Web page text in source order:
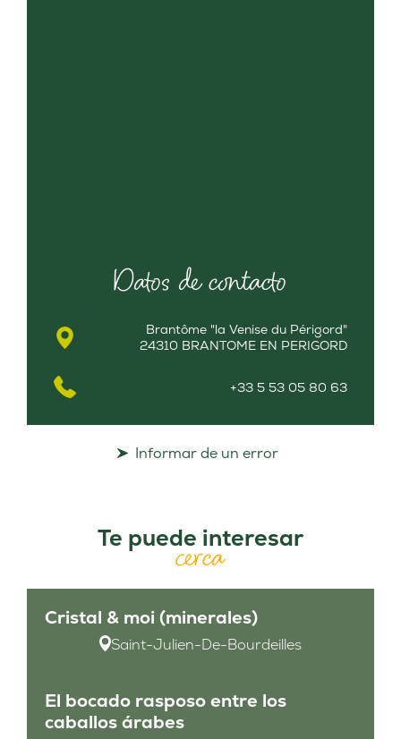
Datos de contacto
Brantôme "la Venise du Périgord"
24310 BRANTOME EN PERIGORD
+33 5 53 05 80 63
Informar de un error
Te puede interesar
cerca
Cristal & moi (minerales)
Saint-Julien-De-Bourdeilles
El bocado rasposo entre los
caballos árabes